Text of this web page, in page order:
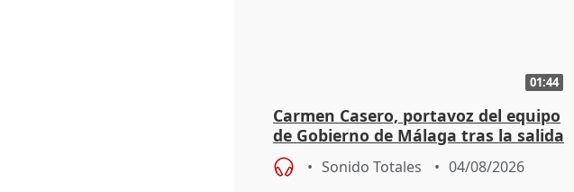
01:44
Carmen Casero, portavoz del equipo
de Gobierno de Málaga tras la salida
de Pérez de Siles
Sonido Totales 04/08/2026